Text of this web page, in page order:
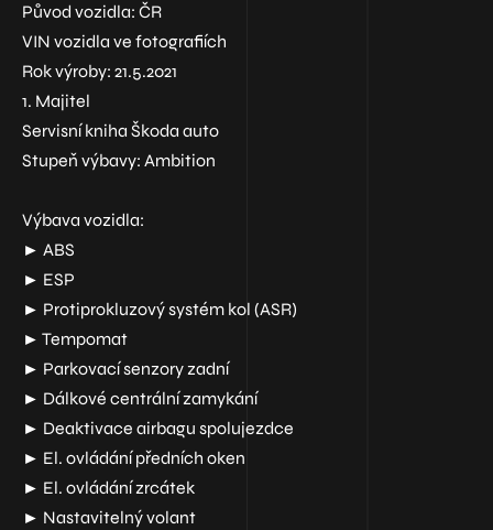
Původ vozidla: ČR
VIN vozidla ve fotografiích
Rok výroby: 21.5.2021
1. Majitel
Servisní kniha Škoda auto
Stupeň výbavy: Ambition
Výbava vozidla:
► ABS
► ESP
► Protiprokluzový systém kol (ASR)
► Tempomat
► Parkovací senzory zadní
► Dálkové centrální zamykání
► Deaktivace airbagu spolujezdce
► El. ovládání předních oken
► El. ovládání zrcátek
► Nastavitelný volant